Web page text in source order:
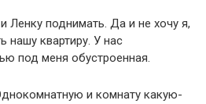
поднимать. Да и не хочу я,
нашу квартиру. У нас
под меня обустроенная.
и комнату какую-